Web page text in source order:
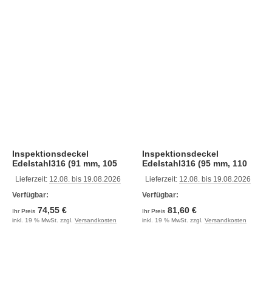
Inspektionsdeckel
Edelstahl316 (91 mm, 105
Lieferzeit: 12.08. bis 19.08.2026
Verfügbar:
Ihr Preis 74,55 €
inkl. 19 % MwSt. zzgl. Versandkosten
Inspektionsdeckel
Edelstahl316 (95 mm, 110
Lieferzeit: 12.08. bis 19.08.2026
Verfügbar:
Ihr Preis 81,60 €
inkl. 19 % MwSt. zzgl. Versandkosten